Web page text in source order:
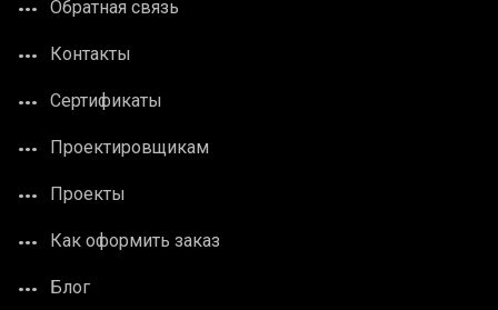
Обратная связь
Контакты
Сертификаты
Проектировщикам
Проекты
Как оформить заказ
Блог